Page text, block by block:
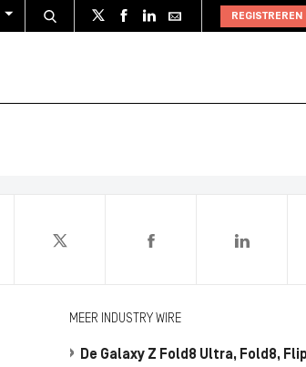
REGISTREREN
MEER INDUSTRY WIRE
De Galaxy Z Fold8 Ultra, Fold8,